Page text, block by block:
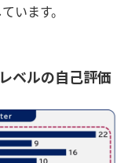
います。
ベルの自己評価